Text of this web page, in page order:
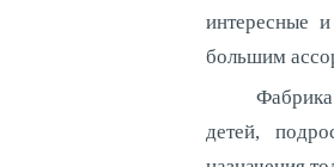
интересные
большим
Фабрика
детей,